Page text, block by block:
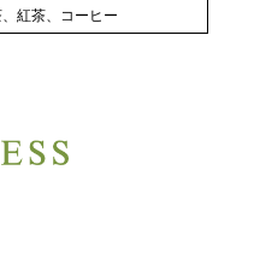
紅茶、コーヒー